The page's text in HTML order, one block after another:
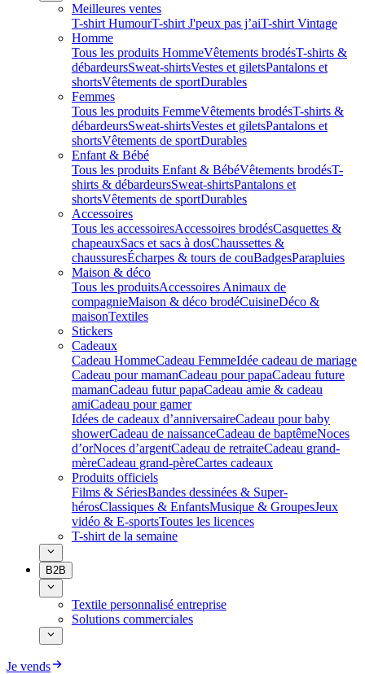
Meilleures ventes
T-shirt HumourT-shirt J'peux pas j’aiT-shirt Vintage
Homme
Tous les produits HommeVêtements brodésT-shirts &
débardeursSweat-shirtsVestes et giletsPantalons et
shortsVêtements de sportDurables
Femmes
Tous les produits FemmeVêtements brodésT-shirts &
débardeursSweat-shirtsVestes et giletsPantalons et
shortsVêtements de sportDurables
Enfant & Bébé
Tous les produits Enfant & BébéVêtements brodésT-
shirts & débardeursSweat-shirtsPantalons et
shortsVêtements de sportDurables
Accessoires
Tous les accessoiresAccessoires brodésCasquettes &
chapeauxSacs et sacs à dosChaussettes &
chaussuresÉcharpes & tours de couBadgesParapluies
Maison & déco
Tous les produitsAccessoires Animaux de
compagnieMaison & déco brodéCuisineDéco &
maisonTextiles
Stickers
Cadeaux
Cadeau HommeCadeau FemmeIdée cadeau de mariage​
Cadeau pour mamanCadeau pour papaCadeau future
mamanCadeau futur papaCadeau amie & cadeau
amiCadeau pour gamer
Idées de cadeaux d’anniversaireCadeau pour baby
showerCadeau de naissanceCadeau de baptêmeNoces
d’orNoces d’argentCadeau de retraiteCadeau grand-
mèreCadeau grand-pèreCartes cadeaux
Produits officiels
Films & SériesBandes dessinées & Super-
hérosClassiques & EnfantsMusique & GroupesJeux
vidéo & E-sportsToutes les licences
T-shirt de la semaine
B2B
Textile personnalisé entreprise
Solutions commerciales
Je vends